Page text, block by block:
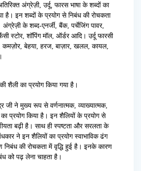
अंग्रेज़ी, उर्दू, फारस भाषा के शब्दों का
है। इन शब्दों के प्रयोग से निबंध की रोचकता
के शब्द-एनर्जी, बैंक, पर्चेजिंग पावर,
स्टोर, शॉपिंग मॉल, ऑर्डर आदि। उर्दू फारसी
कमज़ोर, बेहया, हरज, बाज़ार, खलल, कायल,
शैली का प्रयोग किया गया है।
जी ने मुख्य रूप से वर्णनात्मक, व्याख्यात्मक,
प्रयोग किया है। इन शैलियों के प्रयोग से
बढ़ी है। साथ ही स्पष्टता और सरलता के
ने इन शैलियों का प्रयोग स्वाभाविक ढंग
की रोचकता में वृद्धि हुई है। इनके कारण
को पढ़ लेना चाहता है।